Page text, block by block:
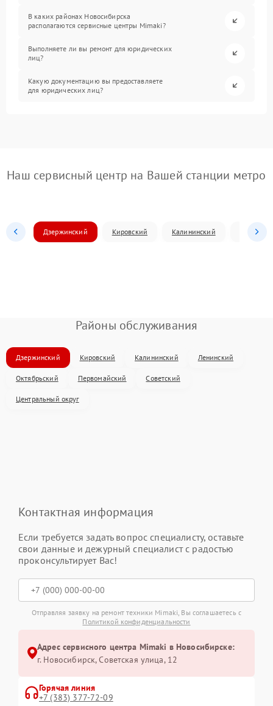
В каких районах Новосибирска
располагаются сервисные центры Mimaki?
Выполняете ли вы ремонт для юридических
лиц?
Какую документацию вы предоставляете
для юридических лиц?
Наш сервисный центр на Вашей станции метро
Дзержинский Кировский Калининский
Районы обслуживания
Дзержинский Кировский Калининский Ленинский
Октябрьский Первомайский Советский
Центральный округ
Контактная информация
Если требуется задать вопрос специалисту, оставьте
свои данные и дежурный специалист с радостью
проконсультирует Вас!
Отправляя заявку на ремонт техники Mimaki, Вы соглашаетесь с
Политикой конфиденциальности
Адрес сервисного центра Mimaki в Новосибирске:
г. Новосибирск, Советская улица, 12
Горячая линия
+7 (383) 377-72-09